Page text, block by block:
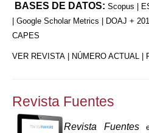
BASES DE DATOS: Scopus |
| Google Scholar Metrics | DOAJ +
CAPES
VER REVISTA NÚMERO ACTUAL
Revista Fuentes
Revista Fuentes